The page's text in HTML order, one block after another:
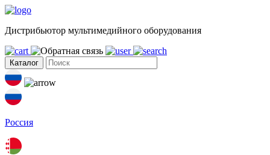
Дистрибьютор мультимедийного оборудования
Каталог
Россия